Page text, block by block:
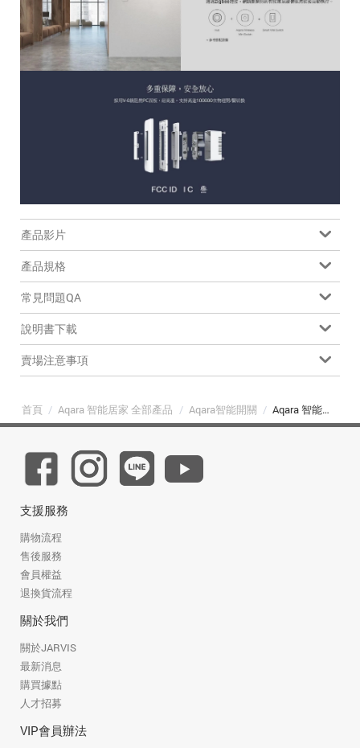
產品影片
產品規格
常見問題QA
說明書下載
賣場注意事項
首頁 / Aqara 智能居家 全部產品 / Aqara智能開關 / Aqara 智能開關單火單鍵版
支援服務
購物流程
售後服務
會員權益
退換貨流程
關於我們
關於JARVIS
最新消息
購買據點
人才招募
VIP會員辦法